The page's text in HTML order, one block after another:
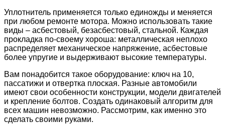
Уплотнитель применяется только единожды и меняется
при любом ремонте мотора. Можно использовать такие
виды – асбестовый, безасбестовый, стальной. Каждая
прокладка по-своему хороша: металлическая неплохо
распределяет механическое напряжение, асбестовые
более упругие и выдерживают высокие температуры.
Вам понадобится такое оборудование: ключ на 10,
пассатижи и отвертка плоская. Разные автомобили
имеют свои особенности конструкции, модели двигателей
и крепление болтов. Создать одинаковый алгоритм для
всех машин невозможно. Рассмотрим, как именно это
сделать своими руками.